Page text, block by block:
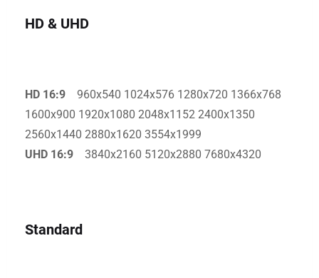
HD & UHD
HD 16:9 960x540 1024x576 1280x720 1366x768
1600x900 1920x1080 2048x1152 2400x1350
2560x1440 2880x1620 3554x1999
UHD 16:9 3840x2160 5120x2880 7680x4320
Standard